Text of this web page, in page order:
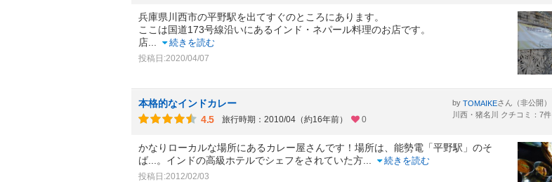
兵庫県川西市の平野駅を出てすぐのところにあります。
ここは国道173号線沿いにあるインド・ネパール料理のお店です。
店
続きを読む
投稿日:2020/04/07
本格的なインドカレー
4.5
旅行時期：2010/04（約16年前） 0
by TOMAIKEさん（非公開）
川西・猪名川 クチコミ：7件
かなりローカルな場所にあるカレー屋さんです！場所は、能勢電「平野駅」のそ
ば...。インドの高級ホテルでシェフをされていた方
続きを読む
投稿日:2012/02/03